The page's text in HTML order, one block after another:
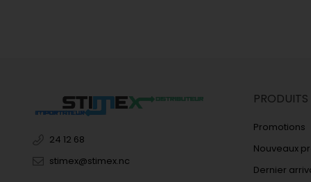
24 12 68
stimex@stimex.nc
PRODUITS
Promotions
Nouveaux
Dernier